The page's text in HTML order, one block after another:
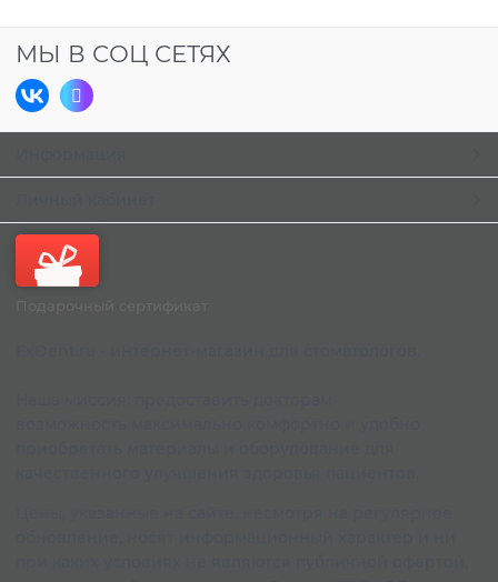
МЫ В СОЦ СЕТЯХ